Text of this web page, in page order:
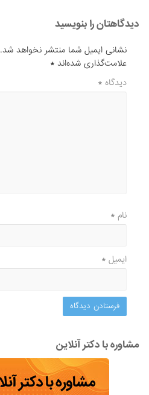
دیدگاهتان را بنویسید
نشانی ایمیل شما منتشر نخواهد شد.
علامت‌گذاری شده‌اند*
دیدگاه*
نام*
ایمیل*
مشاوره با دکتر آنلاین